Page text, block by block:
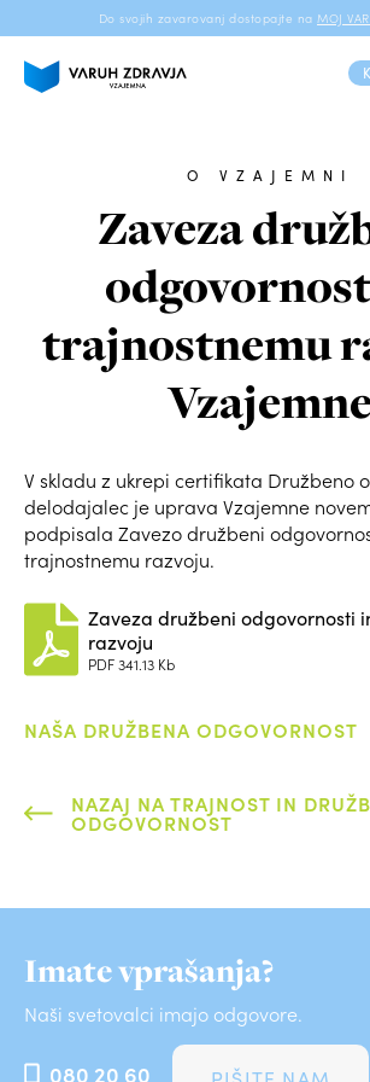
Do svojih zavarovanj dostopajte na MOJ
O VZAJEMNI
Zaveza
trajnostnemu
Vzajemne
V skladu z ukrepi certifikata Družbeno
delodajalec je uprava Vzajemne
podpisala Zavezo družbeni
trajnostnemu razvoju.
Zaveza družbeni odgovornosti
razvoju
PDF341.13 Kb
NAŠA DRUŽBENA ODGOVORNOST
NAZAJ NA TRAJNOST IN
ODGOVORNOST
Imate vprašanja?
Naši svetovalci imajo odgovore.
080 20 60